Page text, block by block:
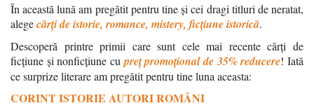
În această lună am pregătit pentru tine și cei dragi titluri de neratat,
alegecărți de istorie, romance, mistery, ficțiune istorică.
Descoperă printre primii care sunt cele mai recente cărți de
ficțiune și nonficțiune cu preț promoțional de 35% reducere! Iată
ce surprize literare am pregătit pentru tine luna aceasta:
CORINT ISTORIE AUTORI ROMÂNI